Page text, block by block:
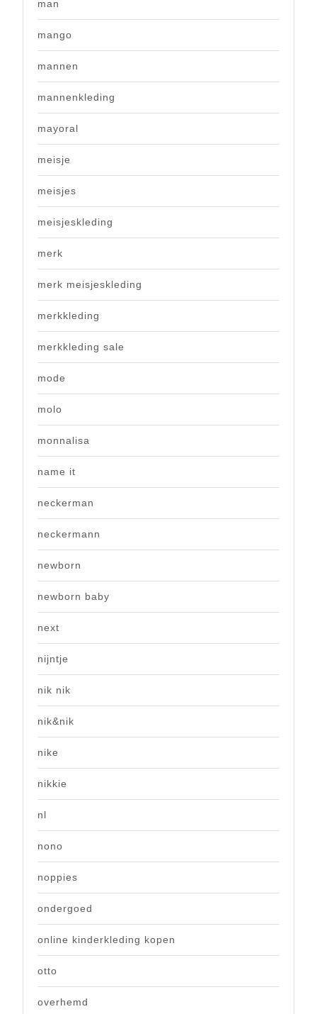
man
mango
mannen
mannenkleding
mayoral
meisje
meisjes
meisjeskleding
merk
merk meisjeskleding
merkkleding
merkkleding sale
mode
molo
monnalisa
name it
neckerman
neckermann
newborn
newborn baby
next
nijntje
nik nik
nik&nik
nike
nikkie
nl
nono
noppies
ondergoed
online kinderkleding kopen
otto
overhemd